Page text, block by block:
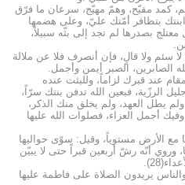
كمد مقيّح، وهمّ مهيّج، سرعان ما فرّق
ابنتك بتظافر أمّتك عليّ، وعلى هضمها
بصدرها لم تجد إلى بثّه سبيلاً،
سئم ولا قالٍ، فإن أنصرف فلا عن ملالة
الصابرين، الصبر أيمن وأجمل.
عند قبرك لزاماً، وللبثت عنده
الرزّية، فبعين الله تدفن بنتك سرّاً،
ولم يطل العهد، ولم يخلق منك الذكر،
أجمل العزاء، فصلوات الله عليها
مع الأرض مستوياً، وقيل: سوّى حواليها
وروي أنّه رشّ أربعين قبراً حتى لا يبيّن
يريدون الصلاة على فاطمة عليها